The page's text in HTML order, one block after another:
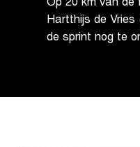
Op 20 km van de
Hartthijs de Vries
de sprint nog te